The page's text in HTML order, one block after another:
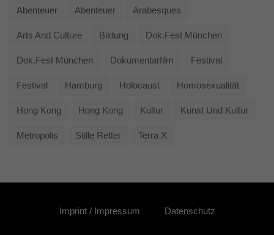
Abenteuer Abenteuer Arabesques
Arts And Culture Bildung Dok.fest München
Dok.fest München Dokumentarfilm Festival
Festival Hamburg Holocaust Homosexualität
Hong Kong Hong Kong Kultur Kunst Und Kultur
Metropolis Stille Retter Terra X
Imprint / Impressum Datenschutz